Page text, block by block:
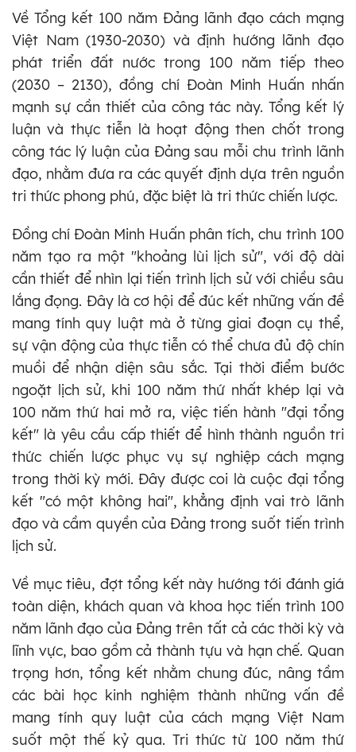
Về Tổng kết 100 năm Đảng lãnh đạo cách mạng
Việt Nam (1930-2030) và định hướng lãnh đạo
phát triển đất nước trong 100 năm tiếp theo
(2030 – 2130), đồng chí Đoàn Minh Huấn nhấn
mạnh sự cần thiết của công tác này. Tổng kết lý
luận và thực tiễn là hoạt động then chốt trong
công tác lý luận của Đảng sau mỗi chu trình lãnh
đạo, nhằm đưa ra các quyết định dựa trên nguồn
tri thức phong phú, đặc biệt là tri thức chiến lược.
Đồng chí Đoàn Minh Huấn phân tích, chu trình 100
năm tạo ra một "khoảng lùi lịch sử", với độ dài
cần thiết để nhìn lại tiến trình lịch sử với chiều sâu
lắng đọng. Đây là cơ hội để đúc kết những vấn đề
mang tính quy luật mà ở từng giai đoạn cụ thể,
sự vận động của thực tiễn có thể chưa đủ độ chín
muồi để nhận diện sâu sắc. Tại thời điểm bước
ngoặt lịch sử, khi 100 năm thứ nhất khép lại và
100 năm thứ hai mở ra, việc tiến hành "đại tổng
kết" là yêu cầu cấp thiết để hình thành nguồn tri
thức chiến lược phục vụ sự nghiệp cách mạng
trong thời kỳ mới. Đây được coi là cuộc đại tổng
kết "có một không hai", khẳng định vai trò lãnh
đạo và cầm quyền của Đảng trong suốt tiến trình
lịch sử.
Về mục tiêu, đợt tổng kết này hướng tới đánh giá
toàn diện, khách quan và khoa học tiến trình 100
năm lãnh đạo của Đảng trên tất cả các thời kỳ và
lĩnh vực, bao gồm cả thành tựu và hạn chế. Quan
trọng hơn, tổng kết nhằm chung đúc, nâng tầm
các bài học kinh nghiệm thành những vấn đề
mang tính quy luật của cách mạng Việt Nam
suốt một thế kỷ qua. Tri thức từ 100 năm thứ